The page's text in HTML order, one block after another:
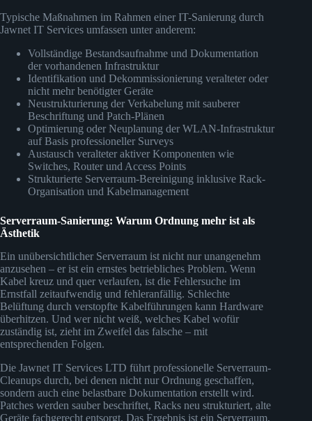
Typische Maßnahmen im Rahmen einer IT-Sanierung durch
Jawnet IT Services umfassen unter anderem:
Vollständige Bestandsaufnahme und Dokumentation
der vorhandenen Infrastruktur
Identifikation und Dekommissionierung veralteter oder
nicht mehr benötigter Geräte
Neustrukturierung der Verkabelung mit sauberer
Beschriftung und Patch-Plänen
Optimierung oder Neuplanung der WLAN-Infrastruktur
auf Basis professioneller Surveys
Austausch veralteter aktiver Komponenten wie
Switches, Router und Access Points
Strukturierte Serverraum-Bereinigung inklusive Rack-
Organisation und Kabelmanagement
Serverraum-Sanierung: Warum Ordnung mehr ist als
Ästhetik
Ein unübersichtlicher Serverraum ist nicht nur unangenehm
anzusehen – er ist ein ernstes betriebliches Problem. Wenn
Kabel kreuz und quer verlaufen, ist die Fehlersuche im
Ernstfall zeitaufwendig und fehleranfällig. Schlechte
Belüftung durch verstopfte Kabelführungen kann Hardware
überhitzen. Und wer nicht weiß, welches Kabel wofür
zuständig ist, zieht im Zweifel das falsche – mit
entsprechenden Folgen.
Die Jawnet IT Services LTD führt professionelle Serverraum-
Cleanups durch, bei denen nicht nur Ordnung geschaffen,
sondern auch eine belastbare Dokumentation erstellt wird.
Patches werden sauber beschriftet, Racks neu strukturiert, alte
Geräte fachgerecht entsorgt. Das Ergebnis ist ein Serverraum,